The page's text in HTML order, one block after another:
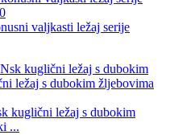
valjkasti ležaj serije
kuglični ležaj s dubokim
...